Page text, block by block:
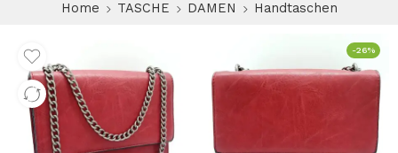
Home TASCHE DAMEN Handtaschen
-26%